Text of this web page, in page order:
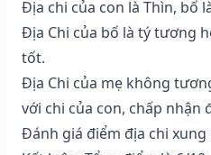
Địa chi của con là Thìn, bố
Địa Chi của bố là tý tương
tốt.
Địa Chi của mẹ không
với chi của con, chấp nhận
Đánh giá điểm địa chi xung